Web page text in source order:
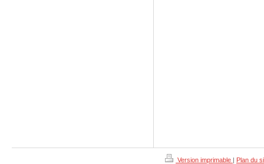
Version imprimable | Plan du